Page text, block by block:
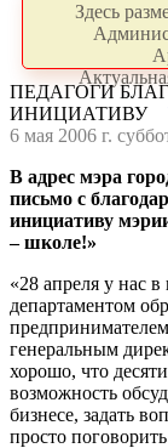
Здесь
ПЕДАГОГИ
ИНИЦИАТИВУ
6 мая 2006 г.
В адрес мэра
письмо с
инициативу
– школе!»
«28 апреля у нас
департаментом
генеральным
хорошо, что
возможность
бизнесе, задать
просто